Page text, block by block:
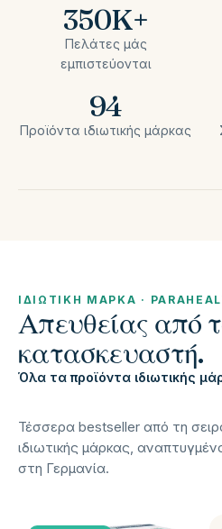
350K+
Πελάτες μάς
εμπιστεύονται
94
Προϊόντα ιδιωτικής μάρκας
ΙΔΙΩΤΙΚΉ ΜΆΡΚΑ ·
Απευθείας από
κατασκευαστή.
Όλα τα προϊόντα ιδιωτικής
Τέσσερα bestseller από τη
ιδιωτικής μάρκας,
στη Γερμανία.